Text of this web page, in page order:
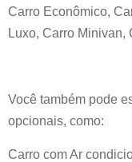
Carro Econômico,
Luxo, Carro Minivan,
Você também pode
opcionais, como:
Carro com Ar